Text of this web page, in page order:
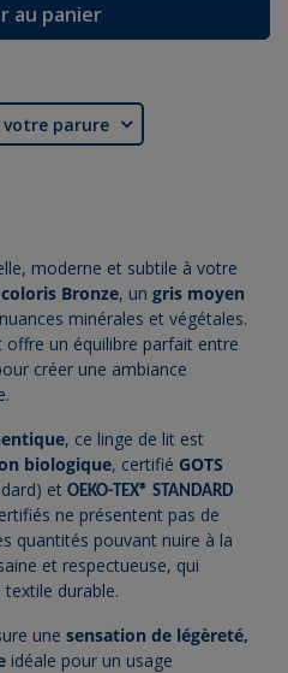
au panier
votre parure 
moderne et subtile à votre
coloris Bronze, un gris moyen
minérales et végétales.
un équilibre parfait entre
créer une ambiance
, ce linge de lit est
biologique, certifié GOTS
et OEKO-TEX® STANDARD
ne présentent pas de
quantités pouvant nuire à la
et respectueuse, qui
textile durable.
une sensation de légèreté,
idéale pour un usage